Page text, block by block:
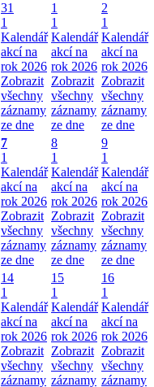
31
1
Kalendář
akcí na
rok 2026
Zobrazit
všechny
záznamy
ze dne
1
1
Kalendář
akcí na
rok 2026
Zobrazit
všechny
záznamy
ze dne
2
1
Kalendář
akcí na
rok 2026
Zobrazit
všechny
záznamy
ze dne
7
1
Kalendář
akcí na
rok 2026
Zobrazit
všechny
záznamy
ze dne
8
1
Kalendář
akcí na
rok 2026
Zobrazit
všechny
záznamy
ze dne
9
1
Kalendář
akcí na
rok 2026
Zobrazit
všechny
záznamy
ze dne
14
1
Kalendář
akcí na
rok 2026
Zobrazit
všechny
záznamy
15
1
Kalendář
akcí na
rok 2026
Zobrazit
všechny
záznamy
16
1
Kalendář
akcí na
rok 2026
Zobrazit
všechny
záznamy